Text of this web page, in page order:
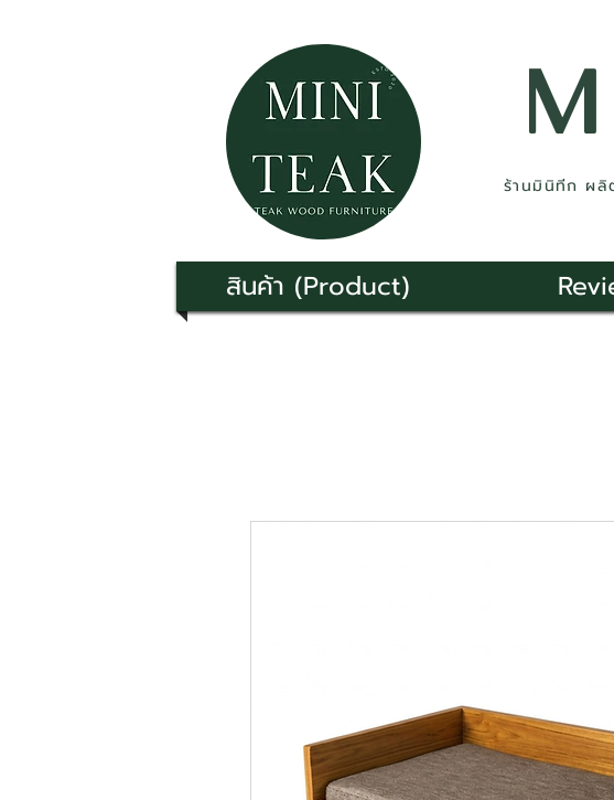
ร้านมินิทีก ผลิ
สินค้า (Product)